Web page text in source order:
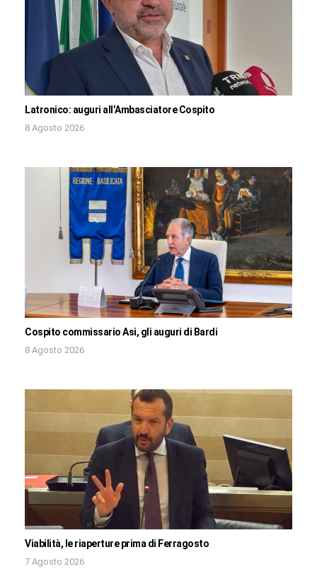
Latronico: auguri all’Ambasciatore Cospito
8 Agosto 2026
Cospito commissario Asi, gli auguri di Bardi
8 Agosto 2026
Viabilità, le riaperture prima di Ferragosto
7 Agosto 2026